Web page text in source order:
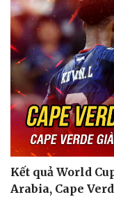
Thể thao
Bóng đá
Lịch thi đấu bóng đá
Thế giới thể thao
eSports
Kết quả World
Arabia, Cape